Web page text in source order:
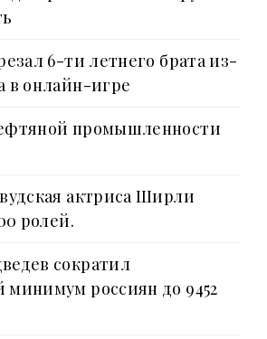
6-ти летнего брата из-
в онлайн-игре
промышленности
актриса Ширли
ролей.
сократил
россиян до 9452